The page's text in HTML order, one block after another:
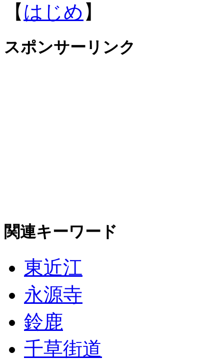
【 はじめ 】
スポンサーリンク
関連キーワード
東近江
永源寺
鈴鹿
千草街道